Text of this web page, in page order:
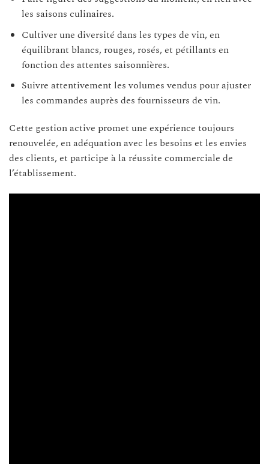
les saisons culinaires.
Cultiver une diversité dans les types de vin, en
équilibrant blancs, rouges, rosés, et pétillants en
fonction des attentes saisonnières.
Suivre attentivement les volumes vendus pour ajuster
les commandes auprès des fournisseurs de vin.
Cette gestion active promet une expérience toujours
renouvelée, en adéquation avec les besoins et les envies
des clients, et participe à la réussite commerciale de
l’établissement.